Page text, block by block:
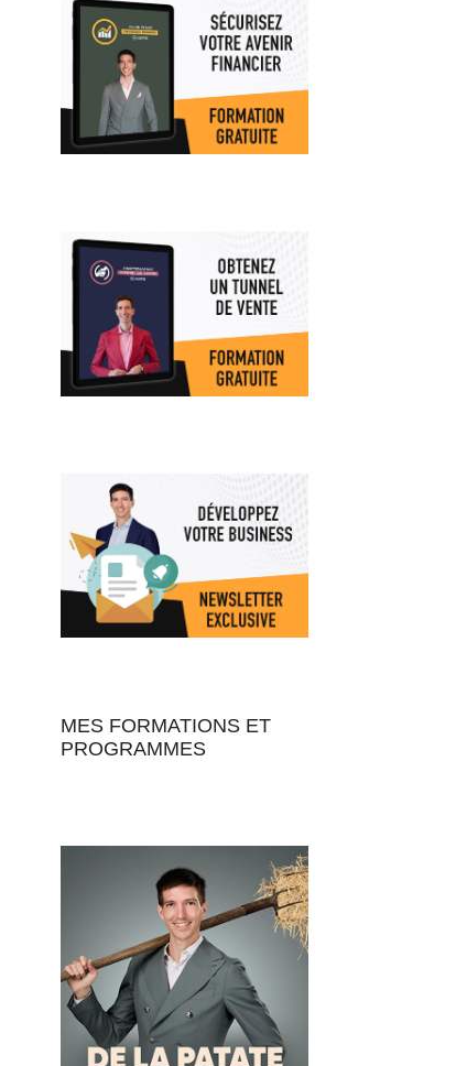
MES FORMATIONS ET
PROGRAMMES